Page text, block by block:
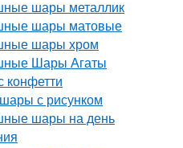
шары металлик
шары матовые
шары хром
Шары Агаты
конфетти
с рисунком
шары на день